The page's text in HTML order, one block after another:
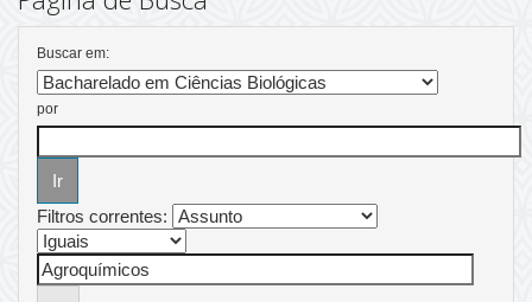
Buscar em:
por
Filtros correntes: